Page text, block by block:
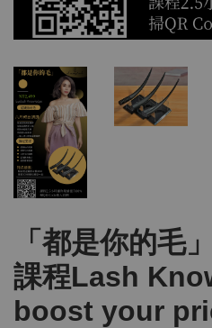
「都是你的毛
課程Lash
boost your